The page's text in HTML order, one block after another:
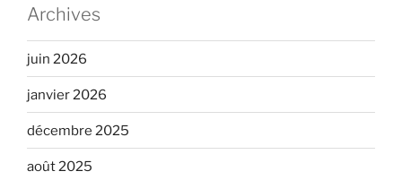
Archives
juin 2026
janvier 2026
décembre 2025
août 2025